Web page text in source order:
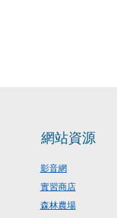
網站資源
影音網
實習商店
森林農場